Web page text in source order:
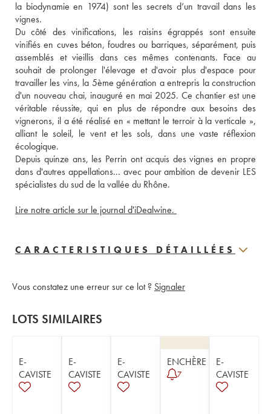
la biodynamie en 1974) sont les secrets d’un travail dans les
vignes.
Du côté des vinifications, les raisins égrappés sont ensuite
vinifiés en cuves béton, foudres ou barriques, séparément, puis
assemblés et vieillis dans ces mêmes contenants. Face au
souhait de prolonger l'élevage et d'avoir plus d'espace pour
travailler les vins, la 5ème génération a entrepris la construction
d'un nouveau chai, inauguré en mai 2025. Ce chantier est une
véritable réussite, qui en plus de répondre aux besoins des
vignerons, il a été réalisé en « mettant le terroir à la verticale »,
alliant le soleil, le vent et les sols, dans une vaste réflexion
écologique.
Depuis quinze ans, les Perrin ont acquis des vignes en propre
dans d'autres appellations... avec pour ambition de devenir LES
spécialistes du sud de la vallée du Rhône.
CARACTERISTIQUES DÉTAILLÉES
Vous constatez une erreur sur ce lot ? Signaler
LOTS SIMILAIRES
E-
CAVISTE
E-
CAVISTE
E-
CAVISTE
ENCHÈRE
7
E-
CAVISTE